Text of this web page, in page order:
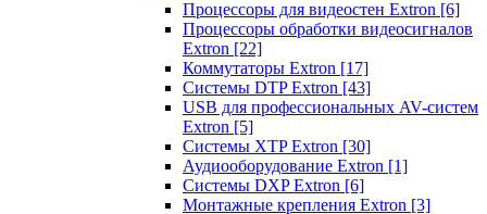
Процессоры для видеостен Extron [6]
Процессоры обработки видеосигналов
Extron [22]
Коммутаторы Extron [17]
Системы DTP Extron [43]
USB для профессиональных AV-систем
Extron [5]
Системы XTP Extron [30]
Аудиооборудование Extron [1]
Системы DXP Extron [6]
Монтажные крепления Extron [3]